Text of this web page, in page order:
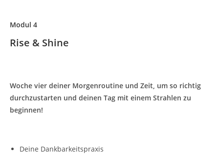
Modul 4
Rise & Shine
Woche vier deiner Morgenroutine und Zeit, um so richtig
durchzustarten und deinen Tag mit einem Strahlen zu
beginnen!
Deine Dankbarkeitspraxis